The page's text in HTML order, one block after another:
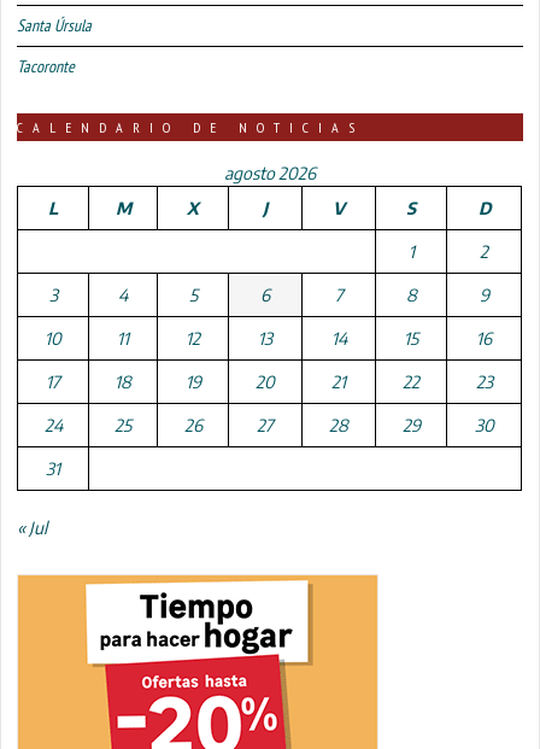
Santa Úrsula
Tacoronte
CALENDARIO DE NOTICIAS
agosto 2026
L
M X J V S D
1 2
3 4 5 6 7 8 9
10 11 12 13 14 15 16
17 18 19 20 21 22 23
24 25 26 27 28 29 30
31
« Jul